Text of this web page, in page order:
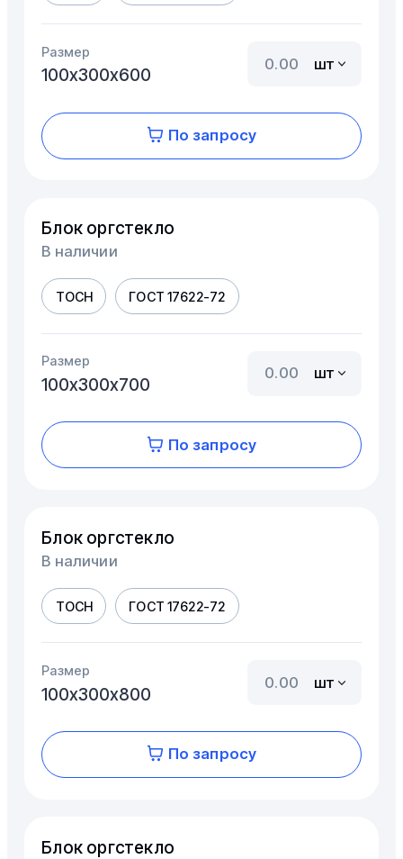
Размер
100х300х600
шт
По запросу
Блок оргстекло
В наличии
ТОСН ГОСТ 17622-72
Размер
100х300х700
шт
По запросу
Блок оргстекло
В наличии
ТОСН ГОСТ 17622-72
Размер
100х300х800
шт
По запросу
Блок оргстекло